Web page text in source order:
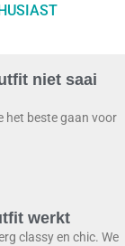
niet saai
het beste gaan voor
werkt
classy en chic. We